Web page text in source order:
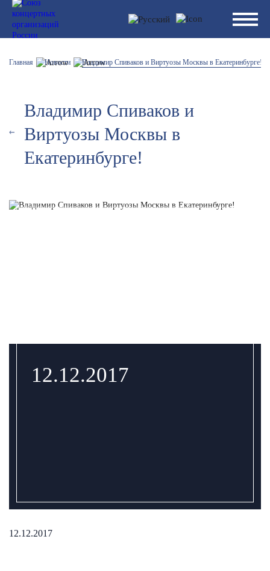
Главная Новости Владимир Спиваков и Виртуозы Москвы в Екатеринбурге!
Владимир Спиваков и
Виртуозы Москвы в
Екатеринбурге!
12.12.2017
12.12.2017